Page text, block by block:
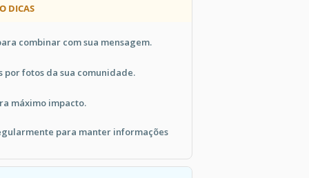
DICAS
combinar com sua mensagem.
por fotos da sua comunidade.
máximo impacto.
para manter informações